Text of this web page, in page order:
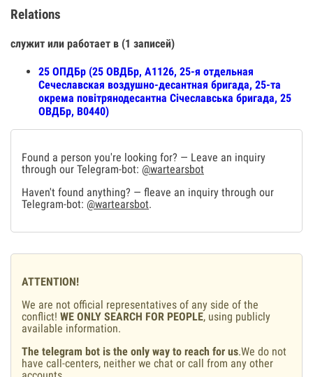
Relations
служит или работает в (1 записей)
25 ОПДБр (25 ОВДБр, А1126, 25-я отдельная
Сечеславская воздушно-десантная бригада, 25-та
окрема повітрянодесантна Січеславська бригада, 25
ОВДБр, В0440)
Found a person you're looking for? — Leave an inquiry
through our Telegram-bot: @wartearsbot
Haven't found anything? — fleave an inquiry through our
Telegram-bot: @wartearsbot.
ATTENTION!
We are not official representatives of any side of the
conflict! WE ONLY SEARCH FOR PEOPLE, using publicly
available information.
The telegram bot is the only way to reach for us.We do not
have call-centers, neither we chat or call from any other